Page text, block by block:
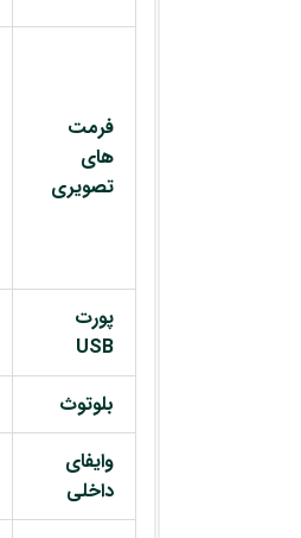
فرمت
های
تصویری
پورت
USB
بلوتوث
وایفای
داخلی